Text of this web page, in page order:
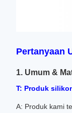
Pertanyaan
1. Umum &
T: Produk
A: Produk kami